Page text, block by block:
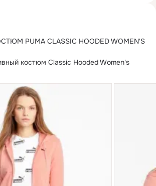
PUMA CLASSIC HOODED WOMEN'S
костюм Classic Hooded Women's